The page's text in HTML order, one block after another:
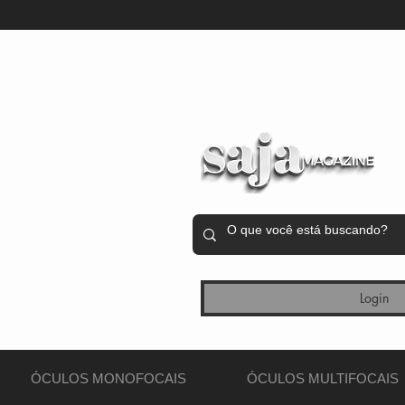
Login
ÓCULOS MONOFOCAIS ÓCULOS MULTIFOCAIS